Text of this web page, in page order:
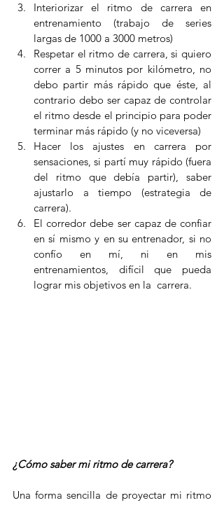
Interiorizar el ritmo de carrera en
entrenamiento (trabajo de series
largas de 1000 a 3000 metros)
Respetar el ritmo de carrera, si quiero
correr a 5 minutos por kilómetro, no
debo partir más rápido que éste, al
contrario debo ser capaz de controlar
el ritmo desde el principio para poder
terminar más rápido (y no viceversa)
Hacer los ajustes en carrera por
sensaciones, si partí muy rápido (fuera
del ritmo que debía partir), saber
ajustarlo a tiempo (estrategia de
carrera).
El corredor debe ser capaz de confiar
en sí mismo y en su entrenador, si no
confío en mí, ni en mis
entrenamientos, difícil que pueda
lograr mis objetivos en la  carrera.
¿Cómo saber mi ritmo de carrera?
Una forma sencilla de proyectar mi ritmo